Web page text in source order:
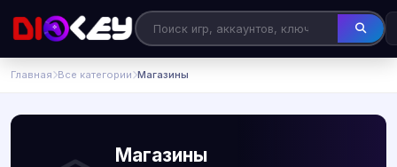
Главная Все категории Магазины
Магазины